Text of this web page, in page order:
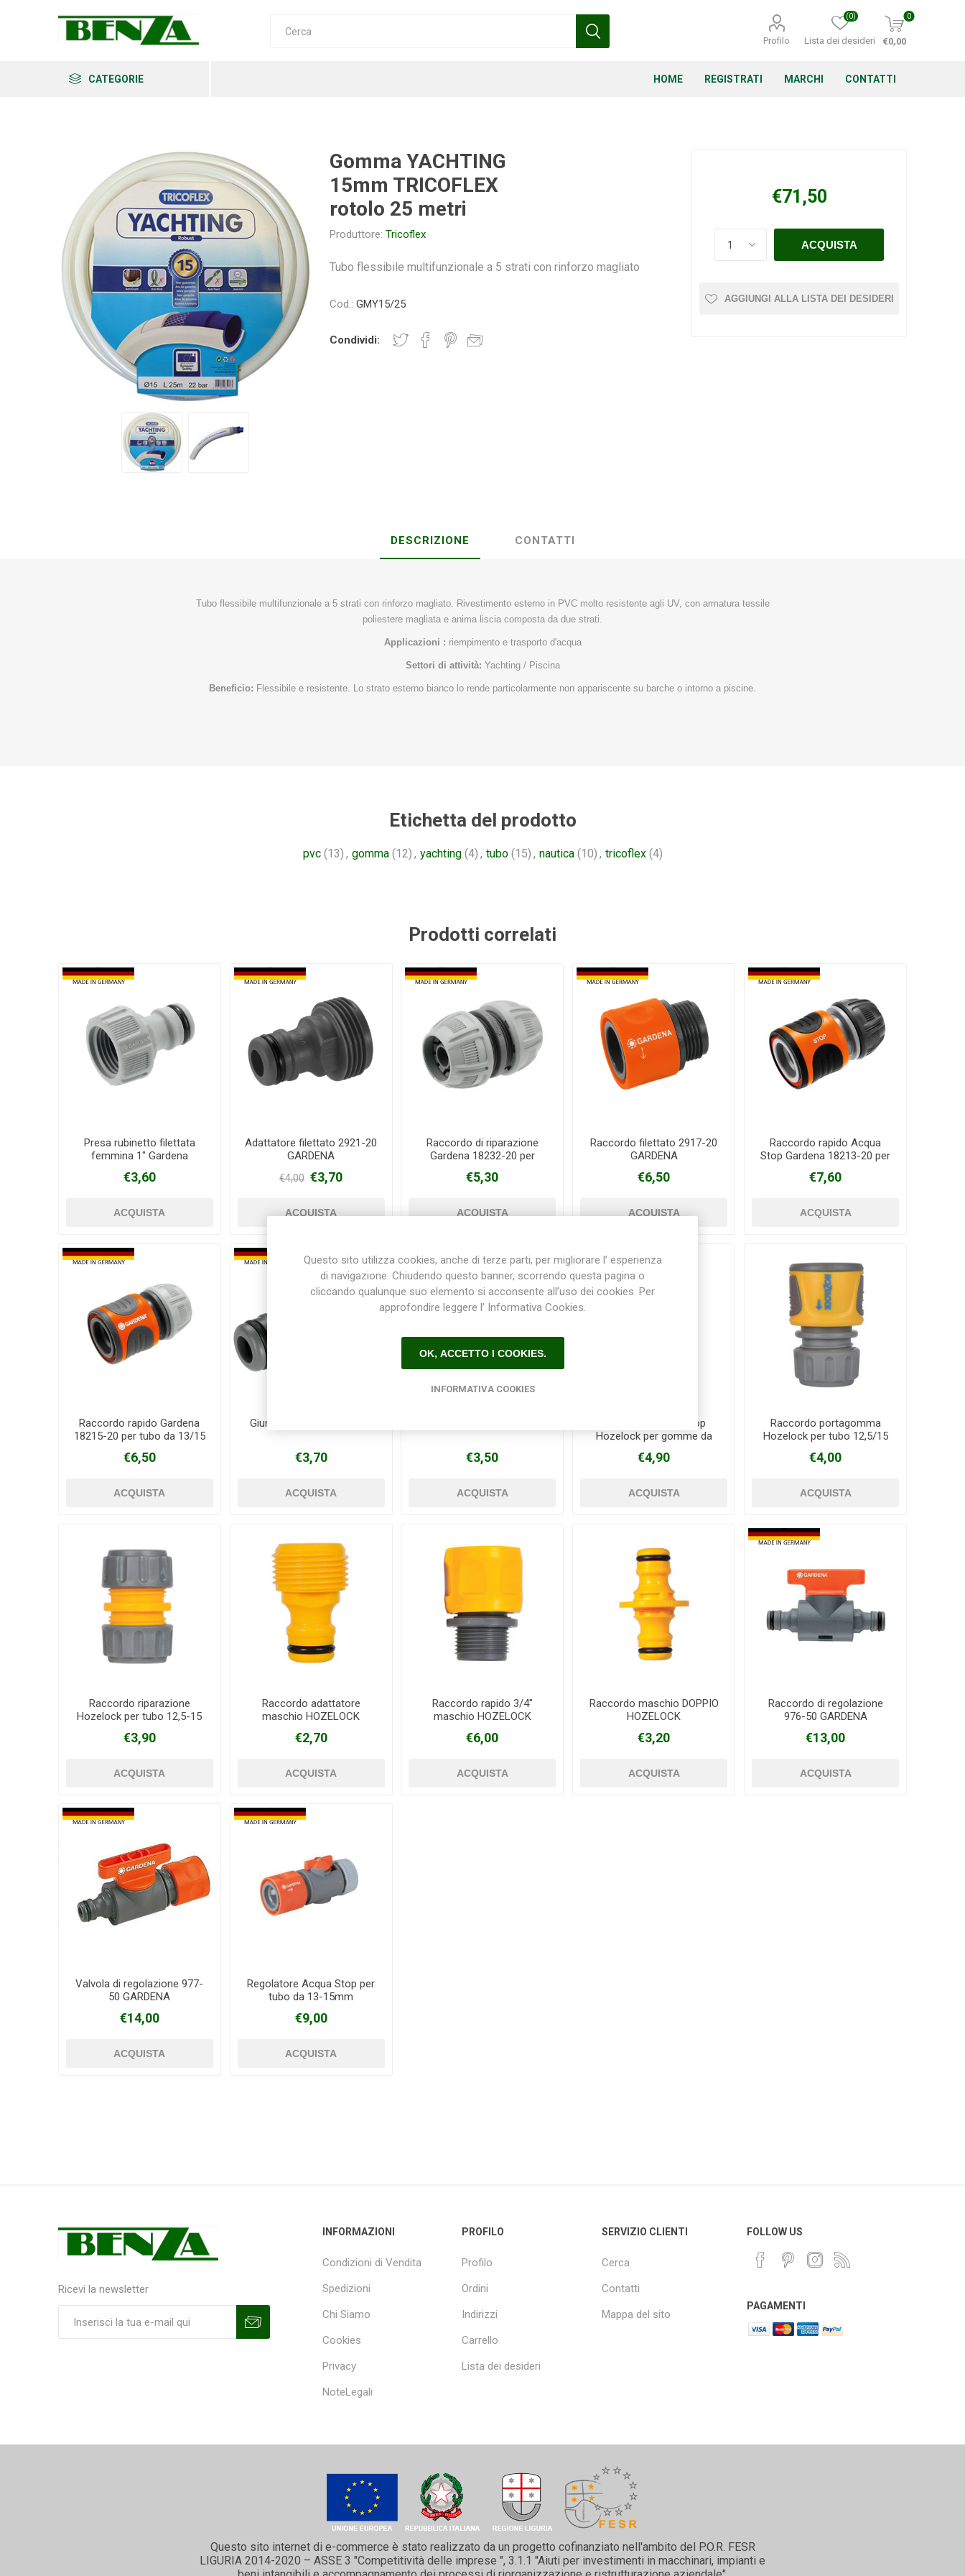
Profilo Lista dei desideri
(0) 0
€0,00
CATEGORIE HOME REGISTRATI MARCHI
Arkema Ars Archman Benza Bottos Echo
Erba Felco Fiskars Gardena Griffon
Gamma
Hozelock
Makita Mareva Nardi
CONTATTI
Gomma YACHTING
15mm TRICOFLEX
rotolo 25 metri
Produttore: Tricoflex
Tubo flessibile multifunzionale a 5 strati con rinforzo magliato
Cod.: GMY15/25
Condividi:
€71,50
AGGIUNGI ALLA LISTA DEI DESIDERI
DESCRIZIONE CONTATTI
Tubo flessibile multifunzionale a 5 strati con rinforzo magliato. Rivestimento esterno in PVC molto resistente agli UV, con armatura tessile
poliestere magliata e anima liscia composta da due strati.
Applicazioni : riempimento e trasporto d'acqua
Settori di attività: Yachting / Piscina
Beneficio: Flessibile e resistente. Lo strato esterno bianco lo rende particolarmente non appariscente su barche o intorno a piscine.
Etichetta del prodotto
pvc (13) , gomma (12) , yachting (4) , tubo (15) , nautica (10) , tricoflex (4)
Prodotti correlati
Presa rubinetto filettata
femmina 1" Gardena
€3,60
Adattatore filettato 2921-20
GARDENA
€4,00 €3,70
Raccordo di riparazione
Gardena 18232-20 per
€5,30
Raccordo filettato 2917-20
GARDENA
€6,50
Raccordo rapido Acqua
Stop Gardena 18213-20 per
€7,60
Raccordo rapido Gardena
18215-20 per tubo da 13/15
€6,50
Giunto 2931-20 GARDENA
€3,70 €3,50
Raccordo Acqua Stop
Hozelock per gomme da
€4,90
Raccordo portagomma
Hozelock per tubo 12,5/15
€4,00
Raccordo riparazione
Hozelock per tubo 12,5-15
€3,90
Raccordo adattatore
maschio HOZELOCK
€2,70
Raccordo rapido 3/4"
maschio HOZELOCK
€6,00
Raccordo maschio DOPPIO
HOZELOCK
€3,20
Raccordo di regolazione
976-50 GARDENA
€13,00
Valvola di regolazione 977-
50 GARDENA
€14,00
Regolatore Acqua Stop per
tubo da 13-15mm
€9,00
Ricevi la newsletter
INFORMAZIONI
Condizioni di Vendita
Spedizioni
Chi Siamo
Cookies
Privacy
NoteLegali
PROFILO
Profilo
Ordini
Indirizzi
Carrello
Lista dei desideri
SERVIZIO CLIENTI
Cerca
Contatti
Mappa del sito
FOLLOW US
PAGAMENTI
Questo sito internet di e-commerce è stato realizzato da un progetto cofinanziato nell'ambito del P.O.R. FESR
LIGURIA 2014-2020 – ASSE 3 "Competitività delle imprese ", 3.1.1 "Aiuti per investimenti in macchinari, impianti e
Questo sito utilizza cookies, anche di terze parti, per migliorare l’ esperienza
di navigazione. Chiudendo questo banner, scorrendo questa pagina o
cliccando qualunque suo elemento si acconsente all’uso dei cookies. Per
approfondire leggere l’ Informativa Cookies.
OK, ACCETTO I COOKIES.
INFORMATIVA COOKIES